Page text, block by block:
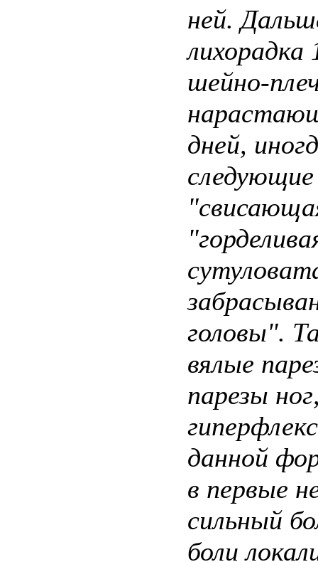
ней.
шейно-
дней,
головы".
вялые
парезы
данной
в первые
сильный
боли